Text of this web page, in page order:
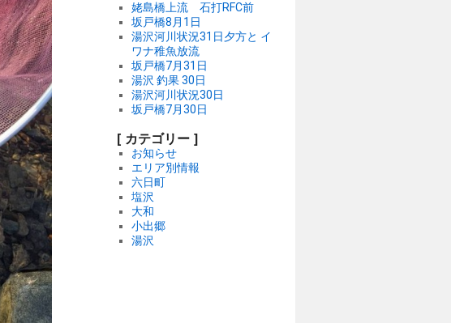
姥島橋上流 石打RFC前
坂戸橋8月1日
湯沢河川状況31日夕方と イ
ワナ稚魚放流
坂戸橋7月31日
湯沢 釣果 30日
湯沢河川状況30日
坂戸橋7月30日
[ カテゴリー ]
お知らせ
エリア別情報
六日町
塩沢
大和
小出郷
湯沢